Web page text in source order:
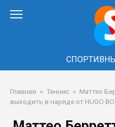
Главная » Теннис » Маттео
выходить в наряде от HUGO